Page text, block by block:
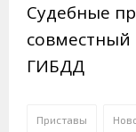
Судебные
совместный
ГИБДД
Приставы